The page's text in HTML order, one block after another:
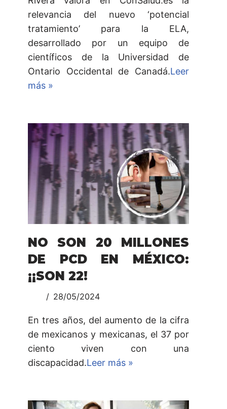
relevancia del nuevo ‘potencial
tratamiento’ para la ELA,
desarrollado por un equipo de
científicos de la Universidad de
Ontario Occidental de Canadá.Leer
más »
NO SON 20 MILLONES
DE PCD EN MÉXICO:
¡¡SON 22!
28/05/2024
En tres años, del aumento de la cifra
de mexicanos y mexicanas, el 37 por
ciento viven con una
discapacidad.Leer más »